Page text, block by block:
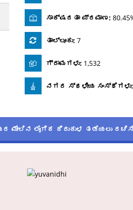
ಸಾಕ್ಷರತಾ ಪ್ರಮಾಣ:
ತಾಲ್ಲೂಕು: 7
ಗ್ರಾಮಗಳು: 1,532
ನಗರ ಸ್ಥಳೀಯ ಸಂಸ್ಥೆಗಳು:
ಲೈಂಗಿಕ ಕಿರುಕುಳ ತಡೆಯಲು